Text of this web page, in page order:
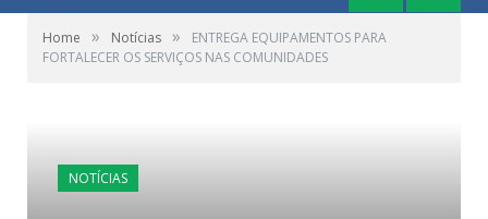
Home » Notícias »
ENTREGA EQUIPAMENTOS PARA
FORTALECER OS SERVIÇOS NAS COMUNIDADES
NOTÍCIAS